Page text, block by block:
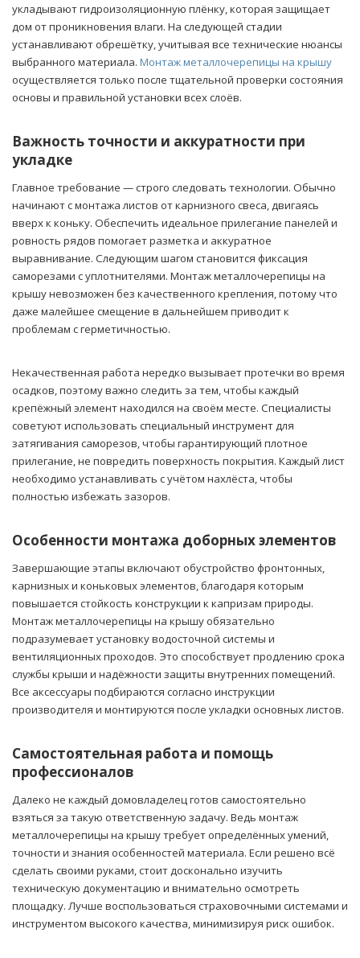
укладывают гидроизоляционную плёнку, которая защищает
дом от проникновения влаги. На следующей стадии
устанавливают обрешётку, учитывая все технические нюансы
выбранного материала. Монтаж металлочерепицы на крышу
осуществляется только после тщательной проверки состояния
основы и правильной установки всех слоёв.
Важность точности и аккуратности при
укладке
Главное требование — строго следовать технологии. Обычно
начинают с монтажа листов от карнизного свеса, двигаясь
вверх к коньку. Обеспечить идеальное прилегание панелей и
ровность рядов помогает разметка и аккуратное
выравнивание. Следующим шагом становится фиксация
саморезами с уплотнителями. Монтаж металлочерепицы на
крышу невозможен без качественного крепления, потому что
даже малейшее смещение в дальнейшем приводит к
проблемам с герметичностью.
Некачественная работа нередко вызывает протечки во время
осадков, поэтому важно следить за тем, чтобы каждый
крепёжный элемент находился на своём месте. Специалисты
советуют использовать специальный инструмент для
затягивания саморезов, чтобы гарантирующий плотное
прилегание, не повредить поверхность покрытия. Каждый лист
необходимо устанавливать с учётом нахлёста, чтобы
полностью избежать зазоров.
Особенности монтажа доборных элементов
Завершающие этапы включают обустройство фронтонных,
карнизных и коньковых элементов, благодаря которым
повышается стойкость конструкции к капризам природы.
Монтаж металлочерепицы на крышу обязательно
подразумевает установку водосточной системы и
вентиляционных проходов. Это способствует продлению срока
службы крыши и надёжности защиты внутренних помещений.
Все аксессуары подбираются согласно инструкции
производителя и монтируются после укладки основных листов.
Самостоятельная работа и помощь
профессионалов
Далеко не каждый домовладелец готов самостоятельно
взяться за такую ответственную задачу. Ведь монтаж
металлочерепицы на крышу требует определённых умений,
точности и знания особенностей материала. Если решено всё
сделать своими руками, стоит досконально изучить
техническую документацию и внимательно осмотреть
площадку. Лучше воспользоваться страховочными системами и
инструментом высокого качества, минимизируя риск ошибок.